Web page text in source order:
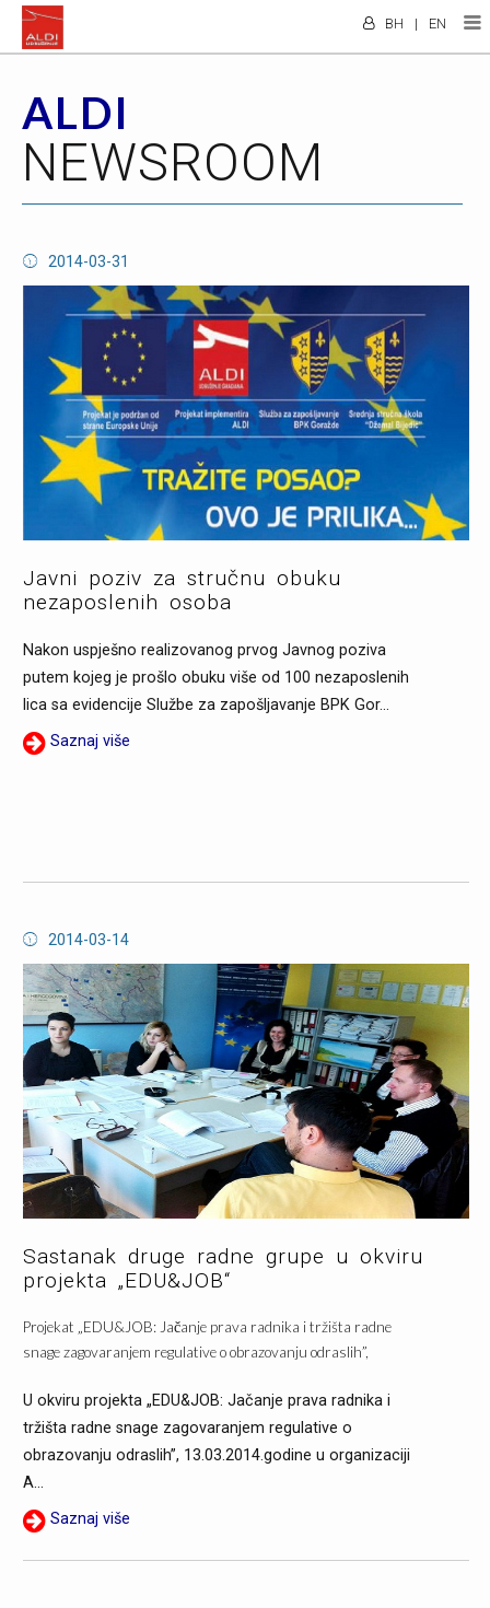
EN
|
BH
ALDI
NEWSROOM
2014-03-31
Javni poziv za stručnu obuku
nezaposlenih osoba
Nakon uspješno realizovanog prvog Javnog poziva
putem kojeg je prošlo obuku više od 100 nezaposlenih
lica sa evidencije Službe za zapošljavanje BPK Gor...
Saznaj više
2014-03-14
Sastanak druge radne grupe u okviru
projekta „EDU&JOB“
Projekat „EDU&JOB: Jačanje prava radnika i tržišta radne
snage zagovaranjem regulative o obrazovanju odraslih”,
U okviru projekta „EDU&JOB: Jačanje prava radnika i
tržišta radne snage zagovaranjem regulative o
obrazovanju odraslih”, 13.03.2014.godine u organizaciji
A...
Saznaj više